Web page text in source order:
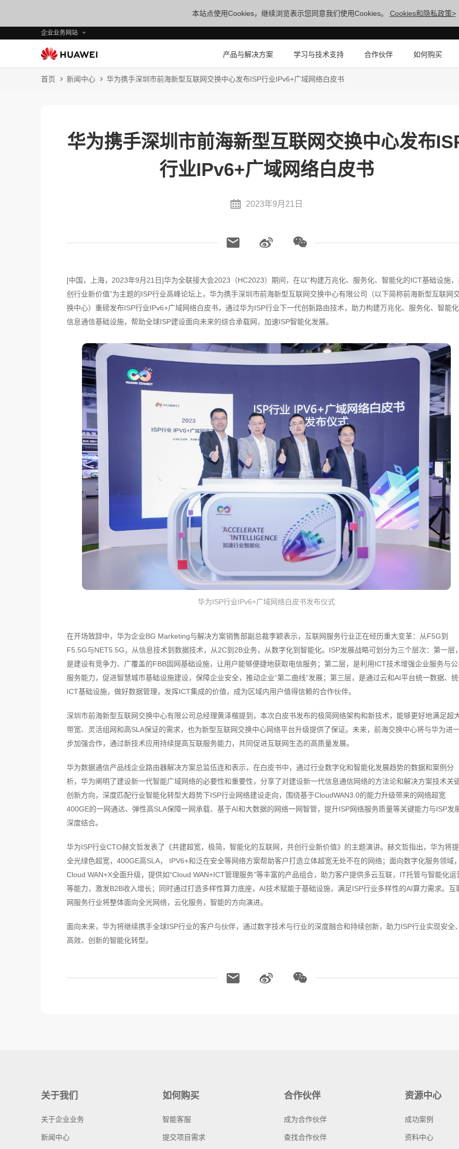
本站点使用Cookies，继续浏览表示您同意我们使用Cookies。 Cookies和隐私政策>
企业业务网站
产品与解决方案 学习与技术支持 合作伙伴 如何购买
首页 新闻中心 华为携手深圳市前海新型互联网交换中心发布ISP行业IPv6+广域网络白皮书
华为携手深圳市前海新型互联网交换中心发布
行业IPv6+广域网络白皮书
2023年9月21日
[中国，上海，2023年9月21日]华为全联接大会2023（HC2023）期间，在以“构建万兆化、服务化、智能化的ICT基础设施
创行业新价值”为主题的ISP行业高峰论坛上，华为携手深圳市前海新型互联网交换中心有限公司（以下简称前海新型互联网
换中心）重磅发布ISP行业IPv6+广域网络白皮书，通过华为ISP行业下一代创新路由技术，助力构建万兆化、服务化、智能
信息通信基础设施，帮助全球ISP建设面向未来的综合承载网，加速ISP智能化发展。
华为ISP行业IPv6+广域网络白皮书发布仪式
在开场致辞中，华为企业BG Marketing与解决方案销售部副总裁李颖表示，互联网服务行业正在经历重大变革：从F5G到
F5.5G与NET5.5G，从信息技术到数据技术，从2C到2B业务，从数字化到智能化。ISP发展战略可划分为三个层次：第一层，
是建设有竞争力、广覆盖的FBB固网基础设施，让用户能够便捷地获取电信服务；第二层，是利用ICT技术增强企业服务与
服务能力，促进智慧城市基础设施建设，保障企业安全，推动企业“第二曲线”发展；第三层，是通过云和AI平台统一数据、
ICT基础设施，做好数据管理，发挥ICT集成的价值，成为区域内用户值得信赖的合作伙伴。
深圳市前海新型互联网交换中心有限公司总经理黄泽楷提到，本次白皮书发布的极简网络架构和新技术，能够更好地满足超
带宽、灵活组网和高SLA保证的需求，也为新型互联网交换中心网络平台升级提供了保证。未来，前海交换中心将与华为进
步加强合作，通过新技术应用持续提高互联服务能力，共同促进互联网生态的高质量发展。
华为数据通信产品线企业路由器解决方案总监伍连和表示，在白皮书中，通过行业数字化和智能化发展趋势的数据和案例分
析，华为阐明了建设新一代智能广域网络的必要性和重要性，分享了对建设新一代信息通信网络的方法论和解决方案技术关
创新方向，深度匹配行业智能化转型大趋势下ISP行业网络建设走向，围绕基于CloudWAN3.0的能力升级带来的网络超宽
400GE的一网通达、弹性高SLA保障一网承载、基于AI和大数据的网络一网智管，提升ISP网络服务质量等关键能力与ISP发
深度结合。
华为ISP行业CTO赫文哲发表了《共建超宽，极简，智能化的互联网，共创行业新价值》的主题演讲。赫文哲指出，华为将
全光绿色超宽，400GE高SLA， IPV6+和泛在安全等网络方案帮助客户打造立体超宽无处不在的网络；面向数字化服务领域，
Cloud WAN+X全面升级，提供如“Cloud WAN+ICT管理服务”等丰富的产品组合，助力客户提供多云互联，IT托管与智能化运
等能力，激发B2B收入增长；同时通过打造多样性算力底座，AI技术赋能于基础设施，满足ISP行业多样性的AI算力需求。互
网服务行业将整体面向全光网络，云化服务，智能的方向演进。
面向未来，华为将继续携手全球ISP行业的客户与伙伴，通过数字技术与行业的深度融合和持续创新，助力ISP行业实现安全、
高效、创新的智能化转型。
关于我们
关于企业业务
新闻中心
如何购买
智能客服
提交项目需求
合作伙伴
成为合作伙伴
查找合作伙伴
资源中心
成功案例
资料中心